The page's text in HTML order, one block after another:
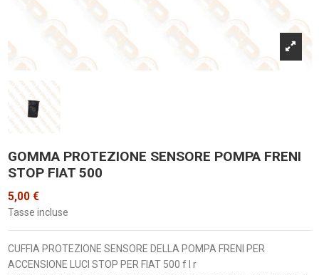
GOMMA PROTEZIONE SENSORE POMPA FRENI
STOP FIAT 500
5,00 €
Tasse incluse
CUFFIA PROTEZIONE SENSORE DELLA POMPA FRENI PER
ACCENSIONE LUCI STOP PER FIAT 500 f l r